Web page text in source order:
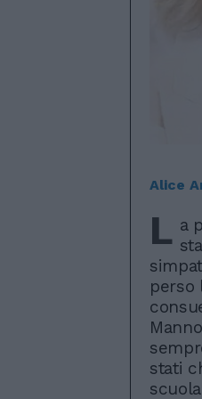
Alice
L a
perso
stati